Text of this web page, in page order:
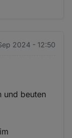
2024 - 12:50
und beuten